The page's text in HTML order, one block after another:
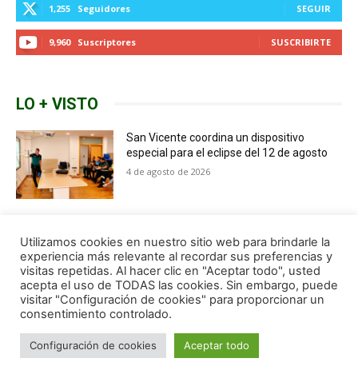
Utilizamos cookies en nuestro sitio web para brindarle la
experiencia más relevante al recordar sus preferencias y
visitas repetidas. Al hacer clic en "Aceptar todo", usted
acepta el uso de TODAS las cookies. Sin embargo, puede
visitar "Configuración de cookies" para proporcionar un
consentimiento controlado.
Configuración de cookies Aceptar todo